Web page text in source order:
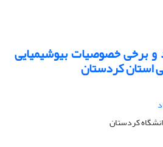
برخی خصوصیات بیوشیمیایی
استان کردستان
کردستان